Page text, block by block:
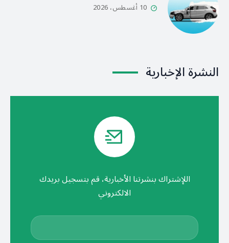
10 أغسطس، 2026
النشرة الإخبارية
اللإشتراك بنشرتنا الأخبارية، قم بتسجيل بريدك
الالكتروني